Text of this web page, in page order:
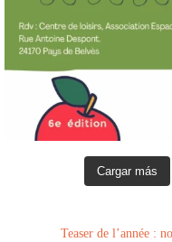
Cargar más
Teaser de l’année :